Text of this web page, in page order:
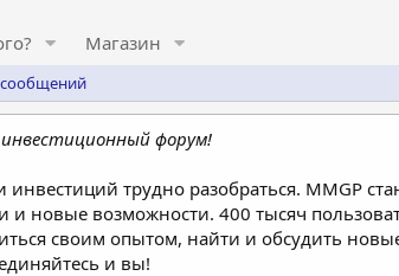
Магазин
форум!
инвестиций трудно разобраться. MMGP
и новые возможности. 400 тысяч
своим опытом, найти и обсудить
и вы!